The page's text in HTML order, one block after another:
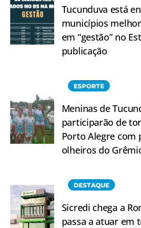
Tucunduva está
municípios
em “gestão” no
publicação
ESPORTE
Meninas de
participarão de
Porto Alegre com
olheiros do
DESTAQUE
Sicredi chega a
passa a atuar em